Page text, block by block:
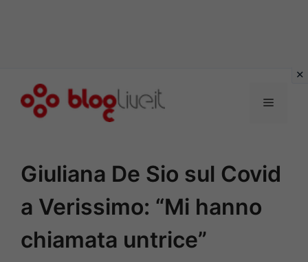
Menu
Giuliana De Sio sul Covid
a Verissimo: “Mi hanno
chiamata untrice”